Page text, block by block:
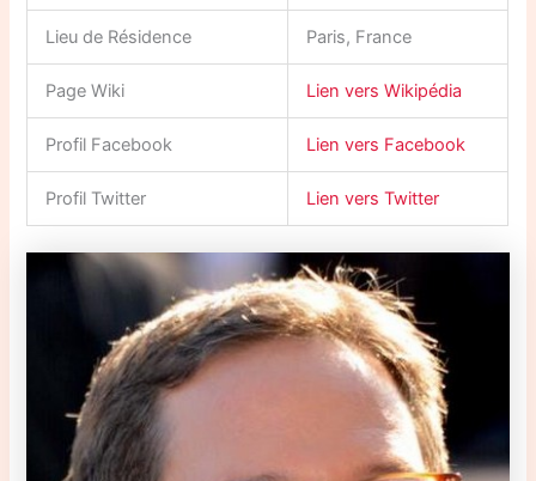
Lieu de Résidence Paris, France
Page Wiki Lien vers Wikipédia
Profil Facebook Lien vers Facebook
Profil Twitter Lien vers Twitter